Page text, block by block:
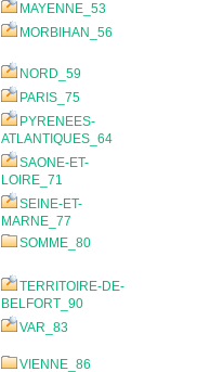
MAYENNE_53
MORBIHAN_56
NORD_59
PARIS_75
PYRENEES-
ATLANTIQUES_64
SAONE-ET-
LOIRE_71
SEINE-ET-
MARNE_77
SOMME_80
TERRITOIRE-DE-
BELFORT_90
VAR_83
VIENNE_86